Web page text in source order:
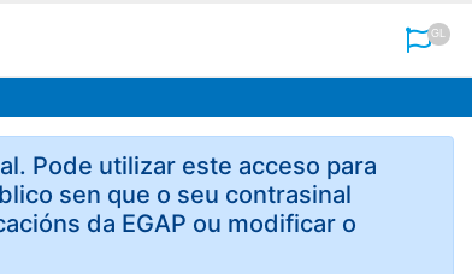
GL
Pode utilizar este acceso para
sen que o seu contrasinal
da EGAP ou modificar o